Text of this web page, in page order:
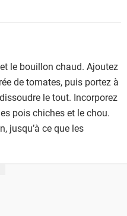
le bouillon chaud. Ajoutez
de tomates, puis portez à
le tout. Incorporez
pois chiches et le chou.
jusqu’à ce que les